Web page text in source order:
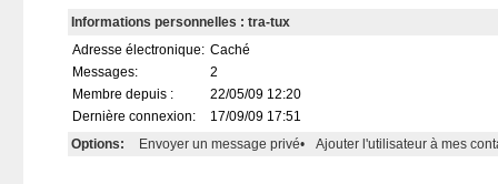
Informations personnelles : tra-tux
Adresse électronique: Caché
Messages:
2
Membre depuis :
22/05/09 12:20
Dernière connexion:
17/09/09 17:51
Options:
Envoyer un message privé• Ajouter l'utilisateur à mes